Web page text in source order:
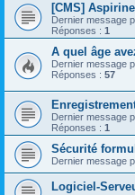
[CMS]
Dernier message
Réponses : 1
A quel âge
Dernier message
Réponses : 57
Dernier message
Réponses : 1
Sécurité
Dernier message
Logiciel-